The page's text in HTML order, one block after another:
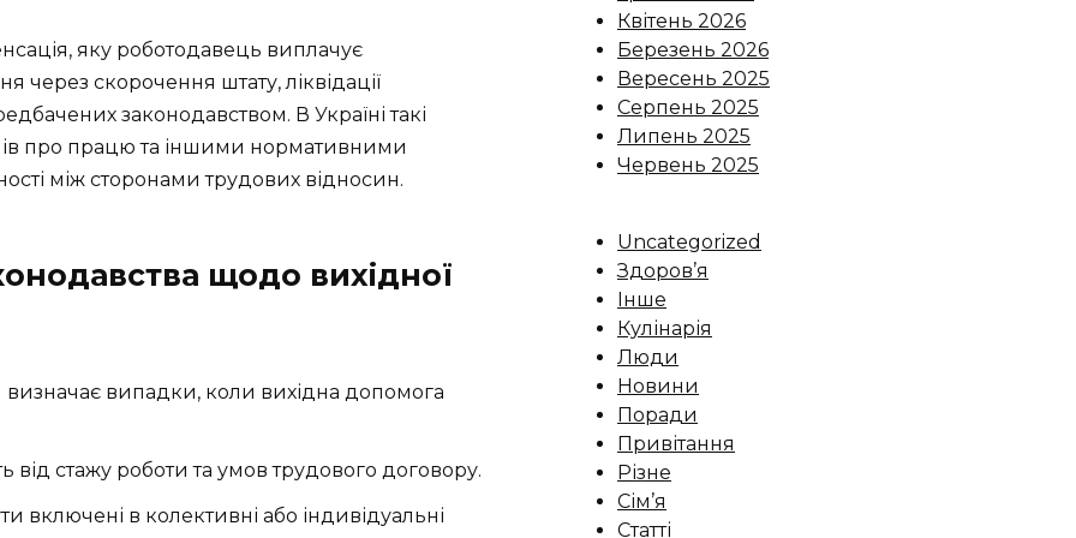
яку роботодавець виплачує
через скорочення штату, ліквідації
законодавством. В Україні такі
про працю та іншими нормативними
між сторонами трудових відносин.
щодо вихідної
випадки, коли вихідна допомога
від стажу роботи та умов трудового договору.
включені в колективні або індивідуальні
Квітень 2026
Березень 2026
Вересень 2025
Серпень 2025
Липень 2025
Червень 2025
Uncategorized
Здоров’я
Інше
Кулінарія
Люди
Новини
Поради
Привітання
Різне
Сім’я
Статті